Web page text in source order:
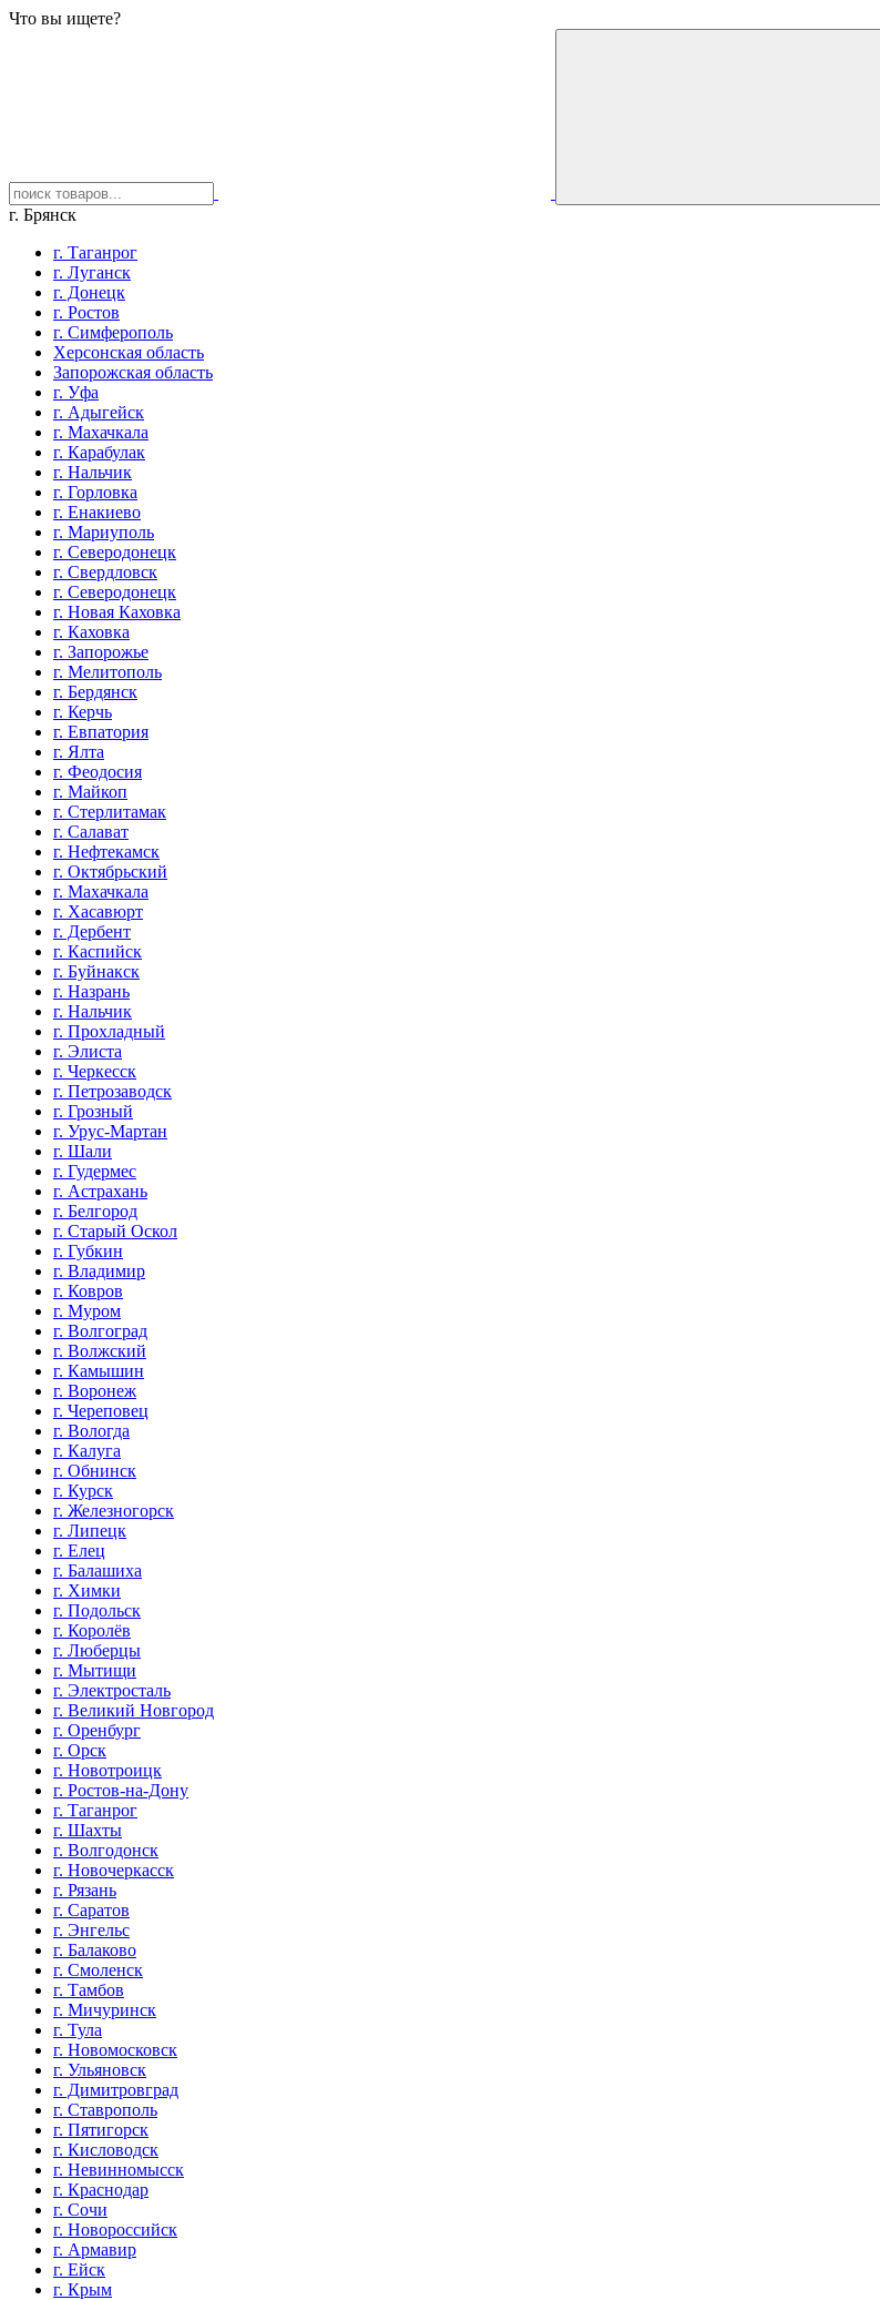
Что вы ищете?
г. Брянск
г. Таганрог
г. Луганск
г. Донецк
г. Ростов
г. Симферополь
Херсонская область
Запорожская область
г. Уфа
г. Адыгейск
г. Махачкала
г. Карабулак
г. Нальчик
г. Горловка
г. Енакиево
г. Мариуполь
г. Северодонецк
г. Свердловск
г. Северодонецк
г. Новая Каховка
г. Каховка
г. Запорожье
г. Мелитополь
г. Бердянск
г. Керчь
г. Евпатория
г. Ялта
г. Феодосия
г. Майкоп
г. Стерлитамак
г. Салават
г. Нефтекамск
г. Октябрьский
г. Махачкала
г. Хасавюрт
г. Дербент
г. Каспийск
г. Буйнакск
г. Назрань
г. Нальчик
г. Прохладный
г. Элиста
г. Черкесск
г. Петрозаводск
г. Грозный
г. Урус-Мартан
г. Шали
г. Гудермес
г. Астрахань
г. Белгород
г. Старый Оскол
г. Губкин
г. Владимир
г. Ковров
г. Муром
г. Волгоград
г. Волжский
г. Камышин
г. Воронеж
г. Череповец
г. Вологда
г. Калуга
г. Обнинск
г. Курск
г. Железногорск
г. Липецк
г. Елец
г. Балашиха
г. Химки
г. Подольск
г. Королёв
г. Люберцы
г. Мытищи
г. Электросталь
г. Великий Новгород
г. Оренбург
г. Орск
г. Новотроицк
г. Ростов-на-Дону
г. Таганрог
г. Шахты
г. Волгодонск
г. Новочеркасск
г. Рязань
г. Саратов
г. Энгельс
г. Балаково
г. Смоленск
г. Тамбов
г. Мичуринск
г. Тула
г. Новомосковск
г. Ульяновск
г. Димитровград
г. Ставрополь
г. Пятигорск
г. Кисловодск
г. Невинномысск
г. Краснодар
г. Сочи
г. Новороссийск
г. Армавир
г. Ейск
г. Крым